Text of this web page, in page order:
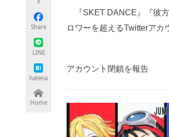
Share
LINE
hatena
Home
『SKET DANCE』『彼
ロワーを超えるTwitterアカ
アカウント閉鎖を報告